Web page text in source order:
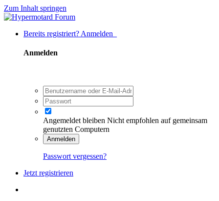
Zum Inhalt springen
Bereits registriert? Anmelden
Anmelden
Angemeldet bleiben Nicht empfohlen auf gemeinsam
genutzten Computern
Anmelden
Passwort vergessen?
Jetzt registrieren